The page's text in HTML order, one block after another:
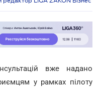
вже надано
у рамках пілоту